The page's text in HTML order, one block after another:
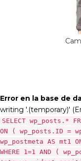
Error en la base de
writing '.(temporary)'
SELECT wp_posts.*
ON ( wp_posts.ID =
wp_postmeta AS mt1
WHERE 1=1 AND (